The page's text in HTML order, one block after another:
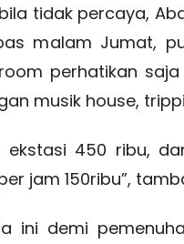
tidak percaya,
malam Jumat,
perhatikan
musik house,
ekstasi 450 ribu,
jam 150ribu”,
ini demi